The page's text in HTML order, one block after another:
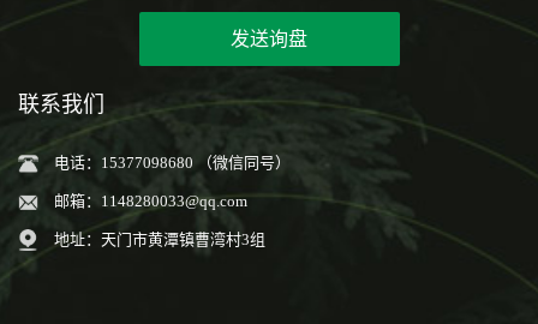
发送询盘
联系我们
电话：15377098680 （微信同号）
邮箱： 1148280033@qq.com
地址：天门市黄潭镇曹湾村3组